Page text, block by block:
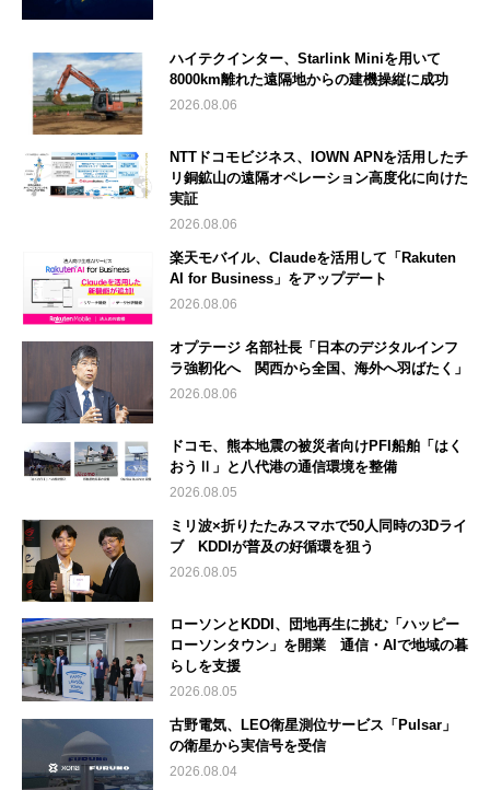
ハイテクインター、Starlink Miniを用いて
8000km離れた遠隔地からの建機操縦に成功
2026.08.06
NTTドコモビジネス、IOWN APNを活用したチ
リ銅鉱山の遠隔オペレーション高度化に向けた
実証
2026.08.06
楽天モバイル、Claudeを活用して「Rakuten
AI for Business」をアップデート
2026.08.06
オプテージ 名部社長「日本のデジタルインフ
ラ強靭化へ 関西から全国、海外へ羽ばたく」
2026.08.06
ドコモ、熊本地震の被災者向けPFI船舶「はく
おうⅡ」と八代港の通信環境を整備
2026.08.05
ミリ波×折りたたみスマホで50人同時の3Dライ
ブ KDDIが普及の好循環を狙う
2026.08.05
ローソンとKDDI、団地再生に挑む「ハッピー
ローソンタウン」を開業 通信・AIで地域の暮
らしを支援
2026.08.05
古野電気、LEO衛星測位サービス「Pulsar」
の衛星から実信号を受信
2026.08.04